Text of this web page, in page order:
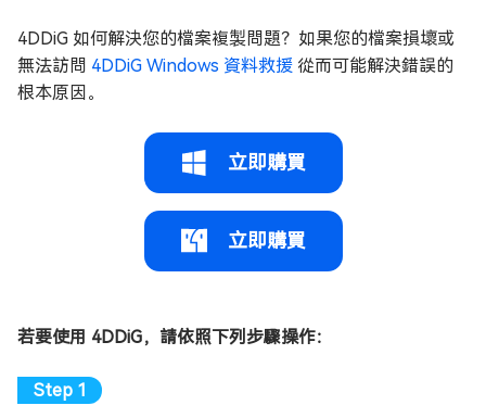
4DDiG 如何解決您的檔案複製問題？如果您的檔案損壞或
無法訪問 4DDiG Windows 資料救援 從而可能解決錯誤的
根本原因。
立即購買
立即購買
若要使用 4DDiG，請依照下列步驟操作：